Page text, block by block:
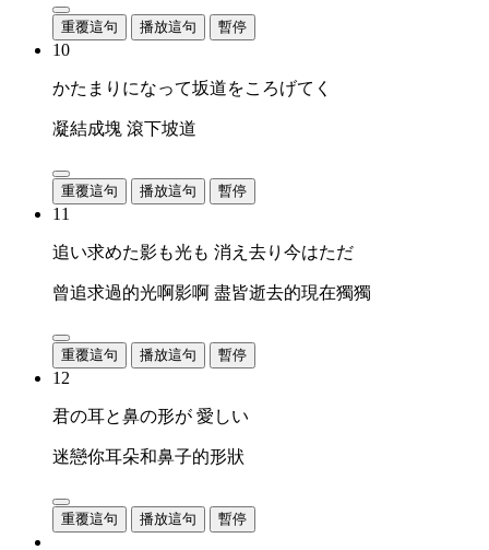
重覆這句 播放這句 暫停
10
かたまりになって坂道をころげてく
凝結成塊 滾下坡道
重覆這句 播放這句 暫停
11
追い求めた影も光も 消え去り今はただ
曾追求過的光啊影啊 盡皆逝去的現在獨獨
重覆這句 播放這句 暫停
12
君の耳と鼻の形が 愛しい
迷戀你耳朵和鼻子的形狀
重覆這句 播放這句 暫停